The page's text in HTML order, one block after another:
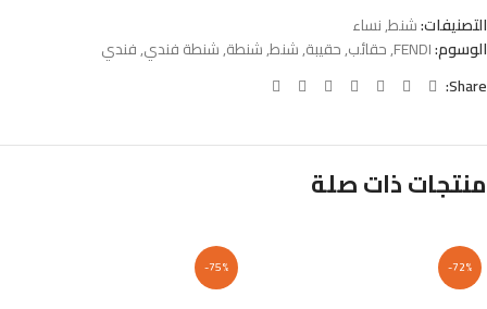
التصنيفات:شنط,نساء
الوسوم:FENDI
,حقائب,حقيبة,شنط,شنطة,شنطة فندي,فندي
Share:
منتجات ذات صلة
-72%
-75%